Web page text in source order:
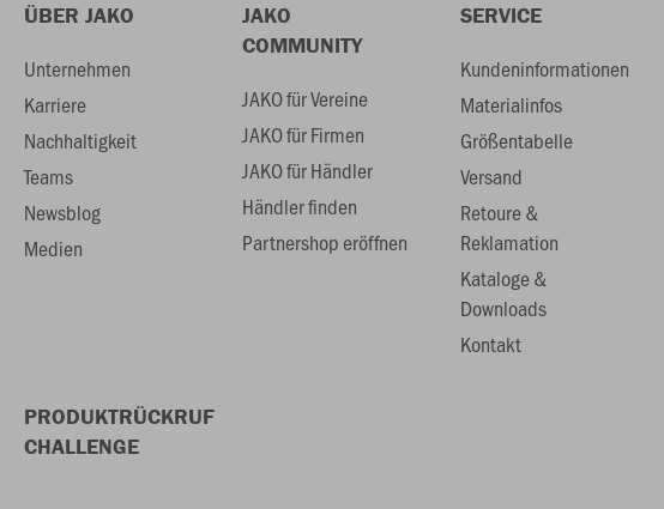
ÜBER JAKO
Unternehmen
Karriere
Nachhaltigkeit
Teams
Newsblog
Medien
JAKO
COMMUNITY
JAKO für Vereine
JAKO für Firmen
JAKO für Händler
Händler finden
Partnershop eröffnen
SERVICE
Kundeninformationen
Materialinfos
Größentabelle
Versand
Retoure &
Reklamation
Kataloge &
Downloads
Kontakt
PRODUKTRÜCKRUF
CHALLENGE